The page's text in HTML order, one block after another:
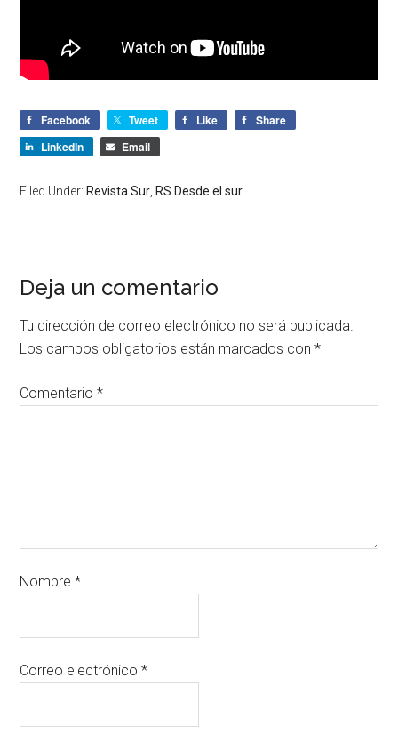
Facebook Tweet Like
Share
LinkedIn
Email
Filed Under: Revista Sur, RS Desde el sur
Deja un comentario
Tu dirección de correo electrónico no será publicada.
Los campos obligatorios están marcados con*
Comentario*
Nombre*
Correo electrónico*